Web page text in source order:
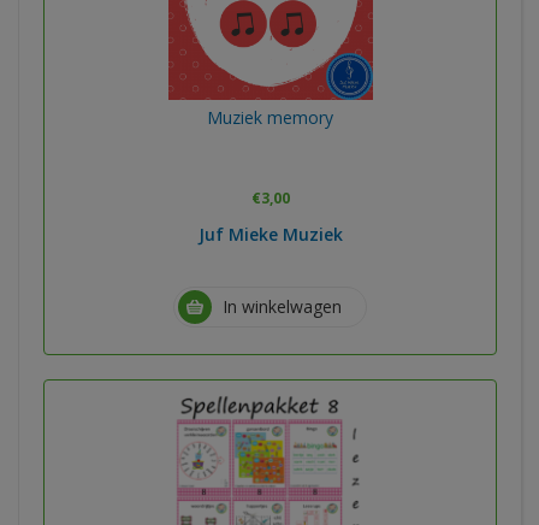
Muziek memory
€3,00
Juf Mieke Muziek
In winkelwagen